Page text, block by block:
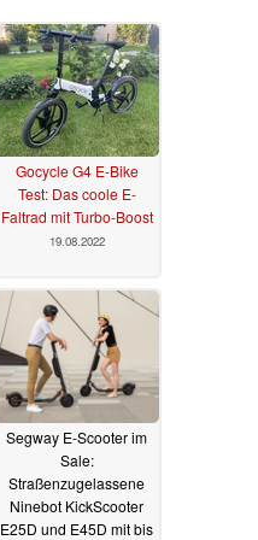
Gocycle G4 E-Bike
Test: Das coole E-
Faltrad mit Turbo-Boost
19.08.2022
Segway E-Scooter im
Sale:
Straßenzugelassene
Ninebot KickScooter
E25D und E45D mit bis